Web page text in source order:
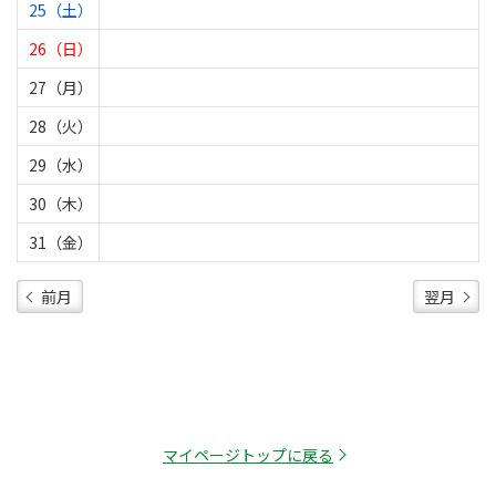
25（土）
26（日）
27（月）
28（火）
29（水）
30（木）
31（金）
前月 翌月
マイページトップに戻る